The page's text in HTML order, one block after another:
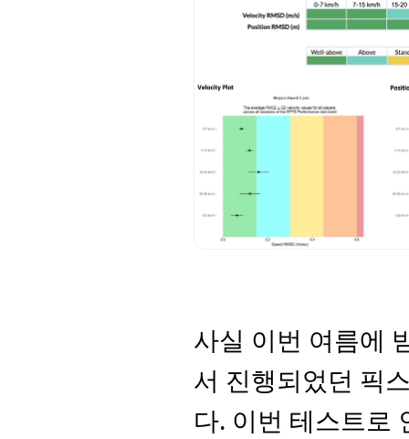
사실 이번 여름에
서 진행되었던 픽
다. 이번 테스트로